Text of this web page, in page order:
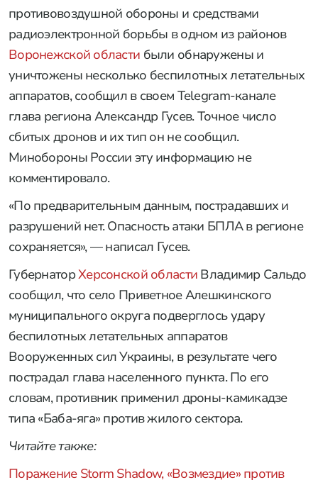
противовоздушной обороны и средствами
радиоэлектронной борьбы в одном из районов
Воронежской области были обнаружены и
уничтожены несколько беспилотных летательных
аппаратов, сообщил в своем Telegram-канале
глава региона Александр Гусев. Точное число
сбитых дронов и их тип он не сообщил.
Минобороны России эту информацию не
комментировало.
«По предварительным данным, пострадавших и
разрушений нет. Опасность атаки БПЛА в регионе
сохраняется», — написал Гусев.
ГубернаторХерсонской области Владимир Сальдо
сообщил, что село Приветное Алешкинского
муниципального округа подверглось удару
беспилотных летательных аппаратов
Вооруженных сил Украины, в результате чего
пострадал глава населенного пункта. По его
словам, противник применил дроны-камикадзе
типа «Баба-яга» против жилого сектора.
Читайте также:
Поражение Storm Shadow, «Возмездие» против